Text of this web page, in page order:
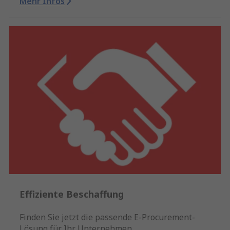
Effiziente Beschaffung
Finden Sie jetzt die passende E-Procurement-